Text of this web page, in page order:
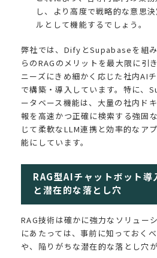
し、より高度で戦略的な意思
ルとして機能するでしょう。
弊社では、DifyとSupabaseを組
らのRAGのメリットを最大限に引
ニーズにきめ細かく応じた社内AI
で構築・導入しています。特に、
ータベース機能は、大量の社内ド
報を高速かつ正確に検索する強固
じて柔軟なLLM連携と効率的なア
能にしています。
RAG型AIチャットボット導
と潜在的な落とし穴
RAG技術は確かに強力なソリュー
にあたっては、事前に知っておく
や、陥りがちな潜在的な落とし穴が